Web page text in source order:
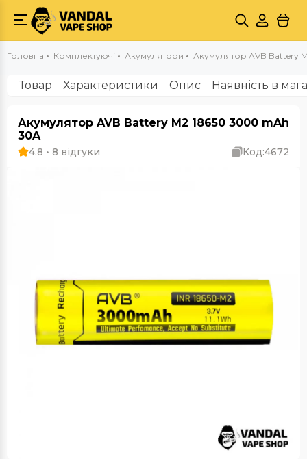
Головна Комплектуючі Акумулятори Акумулятор AVB Battery
Товар Характеристики Опис Наявність в
Акумулятор AVB Battery M2 18650 3000 mAh
30A
4.8 • 8 відгуки Код:4672